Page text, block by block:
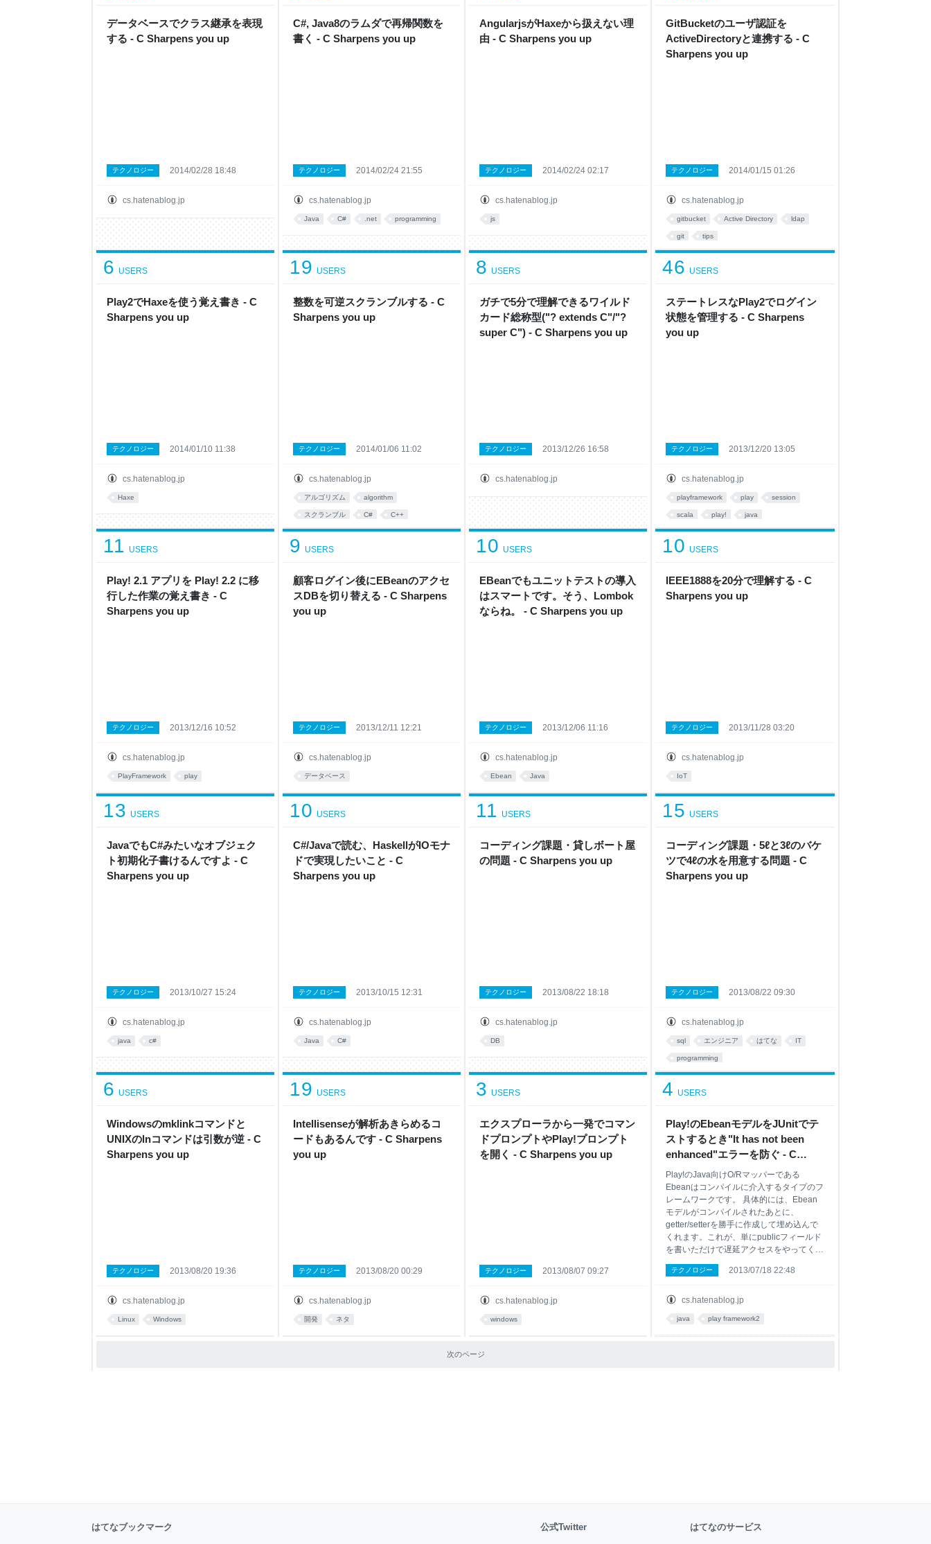
データベースでクラス継承を表現
する - C Sharpens you up
cs.hatenablog.jp
テクノロジー 2014/02/28 18:48
C#, Java8のラムダで再帰関数を
書く - C Sharpens you up
cs.hatenablog.jp
テクノロジー 2014/02/24 21:55
Java C# .net programming
AngularjsがHaxeから扱えない理
由 - C Sharpens you up
cs.hatenablog.jp
テクノロジー 2014/02/24 02:17
js
GitBucketのユーザ認証を
ActiveDirectoryと連携する - C
Sharpens you up
cs.hatenablog.jp
テクノロジー 2014/01/15 01:26
gitbucket Active Directory ldap
git tips
Play2でHaxeを使う覚え書き - C
Sharpens you up
6 USERS
cs.hatenablog.jp
テクノロジー 2014/01/10 11:38
Haxe
整数を可逆スクランブルする - C
Sharpens you up
19 USERS
cs.hatenablog.jp
テクノロジー 2014/01/06 11:02
アルゴリズム algorithm
スクランブル C# C++
programming PHP
ガチで5分で理解できるワイルド
カード総称型("? extends C"/"?
super C") - C Sharpens you up
8 USERS
cs.hatenablog.jp
テクノロジー 2013/12/26 16:58
ステートレスなPlay2でログイン
状態を管理する - C Sharpens
you up
46 USERS
cs.hatenablog.jp
テクノロジー 2013/12/20 13:05
playframework play session
scala play! java
Play! 2.1 アプリを Play! 2.2 に移
行した作業の覚え書き - C
Sharpens you up
11 USERS
cs.hatenablog.jp
テクノロジー 2013/12/16 10:52
PlayFramework play
顧客ログイン後にEBeanのアクセ
スDBを切り替える - C Sharpens
you up
9 USERS
cs.hatenablog.jp
テクノロジー 2013/12/11 12:21
データベース
EBeanでもユニットテストの導入
はスマートです。そう、Lombok
ならね。 - C Sharpens you up
10 USERS
cs.hatenablog.jp
テクノロジー 2013/12/06 11:16
Ebean Java
IEEE1888を20分で理解する - C
Sharpens you up
10 USERS
cs.hatenablog.jp
テクノロジー 2013/11/28 03:20
IoT
JavaでもC#みたいなオブジェク
ト初期化子書けるんですよ - C
Sharpens you up
13 USERS
cs.hatenablog.jp
テクノロジー 2013/10/27 15:24
java c#
C#/Javaで読む、HaskellがIOモナ
ドで実現したいこと - C
Sharpens you up
10 USERS
cs.hatenablog.jp
テクノロジー 2013/10/15 12:31
Java C#
コーディング課題・貸しボート屋
の問題 - C Sharpens you up
11 USERS
cs.hatenablog.jp
テクノロジー 2013/08/22 18:18
DB
コーディング課題・5ℓと3ℓのバケ
ツで4ℓの水を用意する問題 - C
Sharpens you up
15 USERS
cs.hatenablog.jp
テクノロジー 2013/08/22 09:30
sql エンジニア はてな IT
programming
Windowsのmklinkコマンドと
UNIXのlnコマンドは引数が逆 - C
Sharpens you up
6 USERS
cs.hatenablog.jp
テクノロジー 2013/08/20 19:36
Linux Windows
Intellisenseが解析あきらめるコ
ードもあるんです - C Sharpens
you up
19 USERS
cs.hatenablog.jp
テクノロジー 2013/08/20 00:29
開発 ネタ
エクスプローラから一発でコマン
ドプロンプトやPlay!プロンプト
を開く - C Sharpens you up
3 USERS
cs.hatenablog.jp
テクノロジー 2013/08/07 09:27
windows
Play!のEbeanモデルをJUnitでテ
ストするとき"It has not been
enhanced"エラーを防ぐ - C
Sharpens you up
4 USERS
cs.hatenablog.jp
Play!のJava向けO/Rマッパーである
Ebeanはコンパイルに介入するタイプのフ
レームワークです。 具体的には、Ebean
モデルがコンパイルされたあとに、
getter/setterを勝手に作成して埋め込んで
くれます。これが、単にpublicフィールド
を書いただけで遅延アクセスをやってくれ
る仕組み。 ところが、IntelliJやEclipseの
JUnitプラグインはそこら辺の事情を知ら
ルし、ただのJavaオブジェクトにしてし
been enhanced" というランタイム例外が
テクノロジー 2013/07/18 22:48
java play framework2
次のページ
はてなブックマーク 公式Twitter はてなのサービス